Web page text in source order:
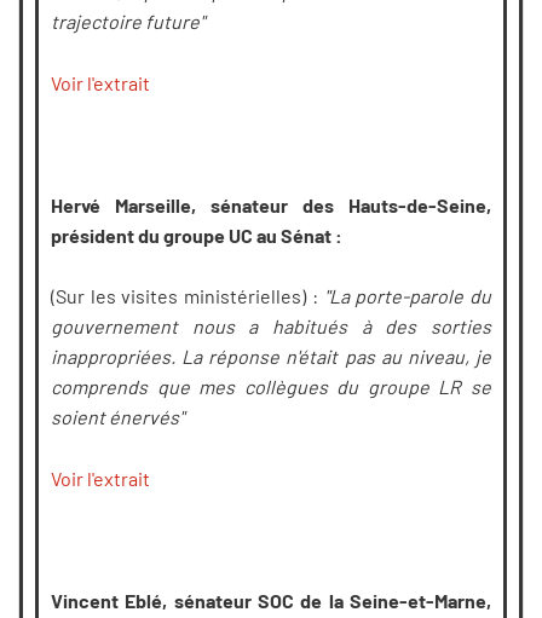
trajectoire future"
Voir l'extrait
Hervé Marseille, sénateur des Hauts-de-Seine,
président du groupe UC au Sénat :
(Sur les visites ministérielles) : "La porte-parole du
gouvernement nous a habitués à des sorties
inappropriées. La réponse n'était pas au niveau, je
comprends que mes collègues du groupe LR se
soient énervés"
Voir l'extrait
Vincent Eblé, sénateur SOC de la Seine-et-Marne,